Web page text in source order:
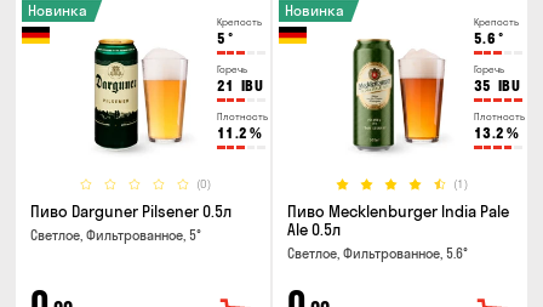
Крепость
5 °
Горечь
21 IBU
Плотность
11.2 %
(0)
Новинка
Пиво Darguner Pilsener 0.5л
Светлое, Фильтрованное, 5°
Крепость
5.6 °
Горечь
35 IBU
Плотность
13.2 %
(1)
Новинка
Пиво Mecklenburger India Pale
Ale 0.5л
Светлое, Фильтрованное, 5.6°